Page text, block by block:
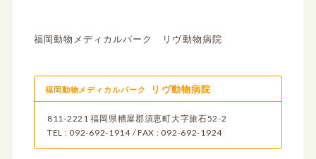
福岡動物メディカルパーク リヴ動物病院
福岡動物メディカルパーク リヴ動物病院
811-2221 福岡県糟屋郡須恵町大字旅石52-2
TEL : 092-692-1914 / FAX : 092-692-1924